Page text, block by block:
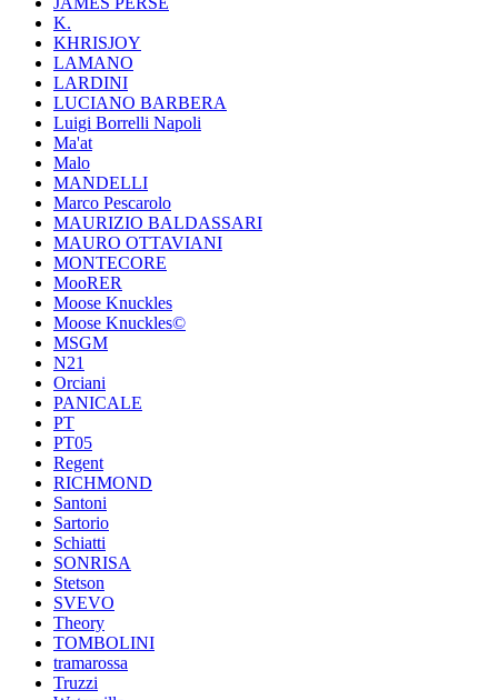
K.
KHRISJOY
LAMANO
LARDINI
LUCIANO BARBERA
Luigi Borrelli Napoli
Ma'at
Malo
MANDELLI
Marco Pescarolo
MAURIZIO BALDASSARI
MAURO OTTAVIANI
MONTECORE
MooRER
Moose Knuckles
Moose Knuckles©️
MSGM
N21
Orciani
PANICALE
PT
PT05
Regent
RICHMOND
Santoni
Sartorio
Schiatti
SONRISA
Stetson
SVEVO
Theory
TOMBOLINI
tramarossa
Truzzi